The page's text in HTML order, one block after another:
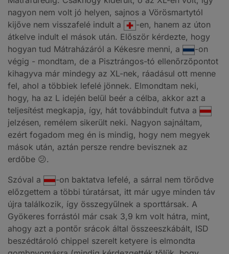
nagyon nem volt jó helyen, sajnos a Vörösmartytól
kijőve nem visszafelé indult a
-en, hanem az úton
átkelve indult el mások után. Először kérdezte, hogy
hogyan tud Mátraházáról a Kékesre menni, a
-on
végig - mondtam, de a Pisztrángos-tó ellenőrzőpontot
kihagyva már mindegy az XL-nek, ráadásul ott menne
fel, ahol a többiek lefelé jönnek. Elmondtam neki,
hogy, ha az L idején belül beér a célba, akkor azt a
teljesítést megkapja, így, hát továbbindult futva a
jelzésen, remélem sikerült neki. Nagyon sajnáltam,
ezért fogadom meg én is mindig, hogy nem megyek
mások után, aztán persze rendre bevisznek az
erdőbe 😕.
Szóval a
-on baktatva lefelé, a sárral nem törődve
előzgettem a többi túratársat, itt már ugye minden táv
újra találkozik, így összegyűlnek a sporttársak. A
Gyökeres forrástól már csak 3,9 km volt hátra, mint,
ahogy azt a pontőr srácok által összeeszkábált, ISD
beszédtároló chippel szerelt ketyere is elmondta